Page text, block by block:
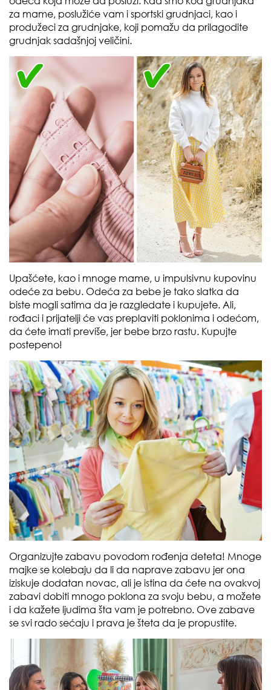
za mame, poslužiće vam i sportski grudnjaci, kao i
produžeci za grudnjake, koji pomažu da prilagodite
grudnjak sadašnjoj veličini.
Upašćete, kao i mnoge mame, u impulsivnu kupovinu
odeće za bebu. Odeća za bebe je tako slatka da
biste mogli satima da je razgledate i kupujete. Ali,
rođaci i prijatelji će vas preplaviti poklonima i odećom,
da ćete imati previše, jer bebe brzo rastu. Kupujte
postepeno!
Organizujte zabavu povodom rođenja deteta! Mnoge
majke se kolebaju da li da naprave zabavu jer ona
iziskuje dodatan novac, ali je istina da ćete na ovakvoj
zabavi dobiti mnogo poklona za svoju bebu, a možete
i da kažete ljudima šta vam je potrebno. Ove zabave
se svi rado sećaju i prava je šteta da je propustite.